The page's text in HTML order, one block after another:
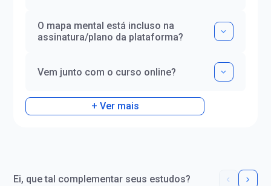
O mapa mental está incluso na
assinatura/plano da plataforma?
Vem junto com o curso online?
+ Ver mais
Ei, que tal complementar seus estudos?